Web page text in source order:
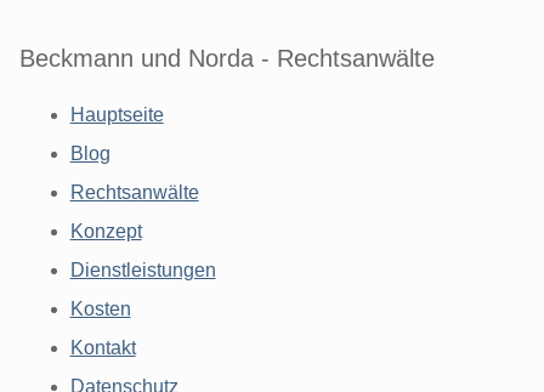
Beckmann und Norda - Rechtsanwälte
Hauptseite
Blog
Rechtsanwälte
Konzept
Dienstleistungen
Kosten
Kontakt
Datenschutz